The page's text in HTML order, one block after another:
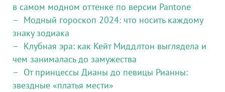
в самом модном оттенке по версии Pantone
Модный гороскоп 2024: что носить каждому
знаку зодиака
Клубная эра: как Кейт Миддлтон выглядела и
чем занималась до замужества
От принцессы Дианы до певицы Рианны:
звездные «платья мести»